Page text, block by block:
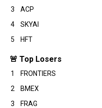
3
ACP
4
SKYAI
5
HFT
🚨 Top Losers
1 FRONTIERS
2
BMEX
3
FRAG